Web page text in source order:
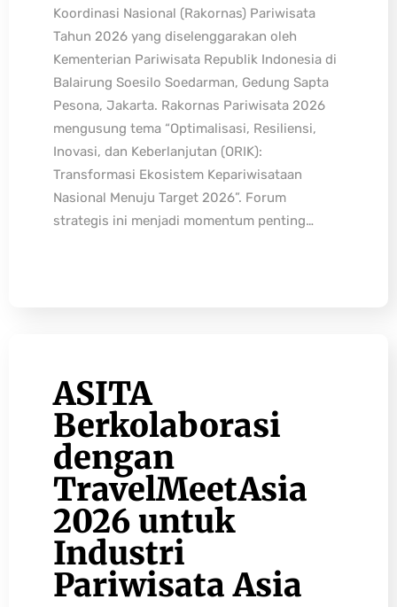
Koordinasi Nasional (Rakornas) Pariwisata
Tahun 2026 yang diselenggarakan oleh
Kementerian Pariwisata Republik Indonesia di
Balairung Soesilo Soedarman, Gedung Sapta
Pesona, Jakarta. Rakornas Pariwisata 2026
mengusung tema “Optimalisasi, Resiliensi,
Inovasi, dan Keberlanjutan (ORIK):
Transformasi Ekosistem Kepariwisataan
Nasional Menuju Target 2026”. Forum
strategis ini menjadi momentum penting…
ASITA
Berkolaborasi
dengan
TravelMeetAsia
2026 untuk
Industri
Pariwisata Asia